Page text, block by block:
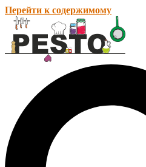
Перейти к содержимому